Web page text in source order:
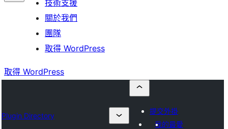
技術支援
關於我們
團隊
取得 WordPress
取得 WordPress
Plugin Directory
提交外掛
我的最愛